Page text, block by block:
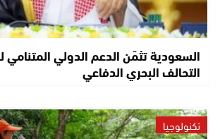
السعودية تثمّن الدعم الدولي المتنامي
التحالف البحري الدفاعي
تكنولوجيا